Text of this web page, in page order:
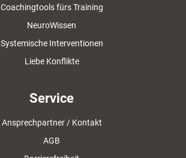
Coachingtools fürs Training
NeuroWissen
Systemische Interventionen
Liebe Konflikte
Service
Ansprechpartner / Kontakt
AGB